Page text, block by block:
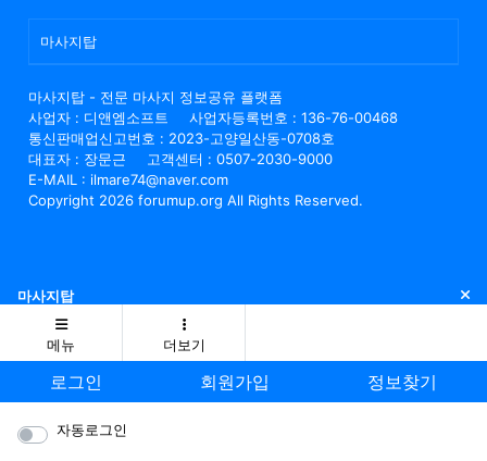
마사지탑
마사지탑 - 전문 마사지 정보공유 플랫폼
사업자 : 디앤엠소프트
사업자등록번호 : 136-76-00468
통신판매업신고번호 : 2023-고양일산동-0708호
대표자 : 장문근
고객센터 : 0507-2030-9000
E-MAIL : ilmare74@naver.com
Copyright 2026 forumup.org All Rights Reserved.
마사지탑 닫
메뉴 더보기
로그인 회원가입 정보찾기
자동로그인